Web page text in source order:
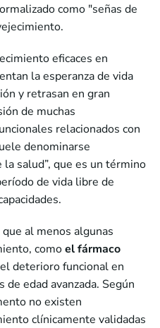
como "señas de
eficaces en
la esperanza de vida
y retrasan en gran
de muchas
relacionados con
denominarse
la salud”, que es un término
de vida libre de
al menos algunas
comoel fármaco
deterioro funcional en
edad avanzada. Según
no existen
clínicamente validadas